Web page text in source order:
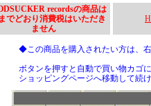
recordsの商品は
でどおり消費税はいただき
ません
◆この商品を購入されたい方は、
ボタンを押すと自動で買い物カゴ
ショッピングページへ移動して続